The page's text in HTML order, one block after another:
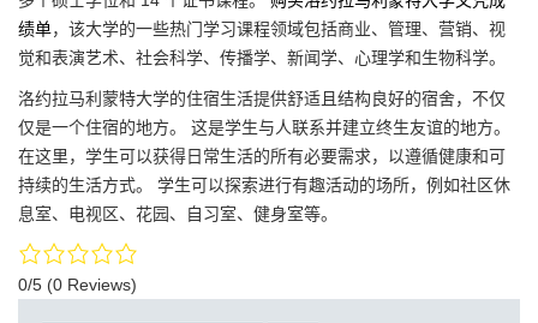
绩单，该大学的一些热门学习课程领域包括商业、管理、营销、视
觉和表演艺术、社会科学、传播学、新闻学、心理学和生物科学。
洛约拉马利蒙特大学的住宿生活提供舒适且结构良好的宿舍，不仅
仅是一个住宿的地方。 这是学生与人联系并建立终生友谊的地方。
在这里，学生可以获得日常生活的所有必要需求，以遵循健康和可
持续的生活方式。 学生可以探索进行有趣活动的场所，例如社区休
息室、电视区、花园、自习室、健身室等。
0/5 (0 Reviews)